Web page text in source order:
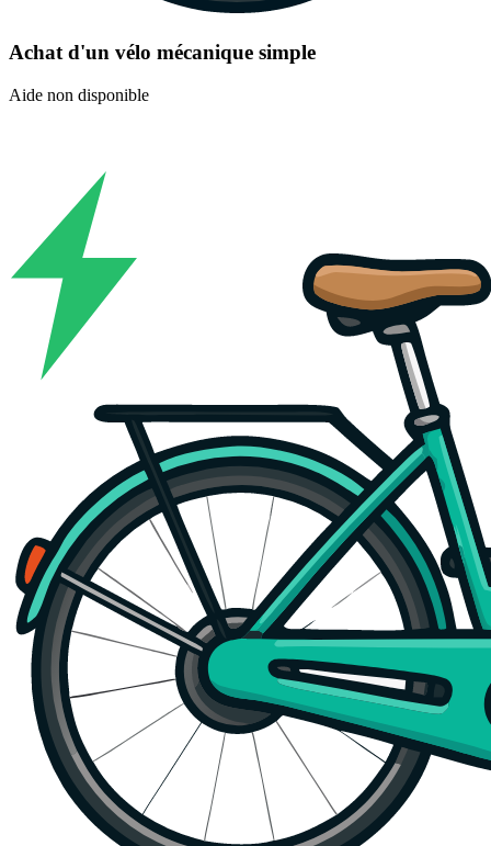
Achat d'un vélo mécanique simple
Aide non disponible